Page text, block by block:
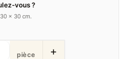
vous ?
× 30 cm.
pièce +